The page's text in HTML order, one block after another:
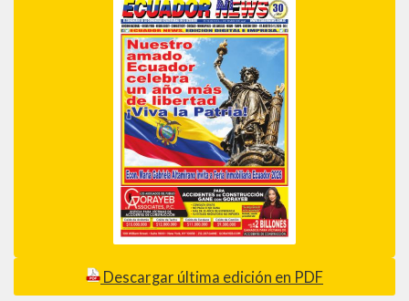
Descargar última edición en PDF